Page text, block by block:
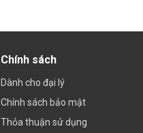
Chính sách
Dành cho đại lý
Chính sách bảo mật
Thỏa thuận sử dụng